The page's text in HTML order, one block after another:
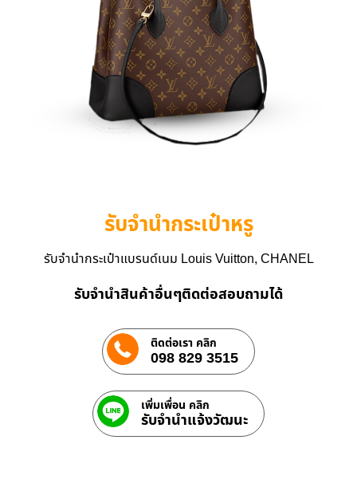
รับจำนำกระเป๋าหรู
รับจำนำกระเป๋าแบรนด์เนม Louis Vuitton, CHANEL
รับจำนำสินค้าอื่นๆติดต่อสอบถามได้
ติดต่อเรา คลิก
098 829 3515
เพิ่มเพื่อน คลิก
รับจํานําแจ้งวัฒนะ